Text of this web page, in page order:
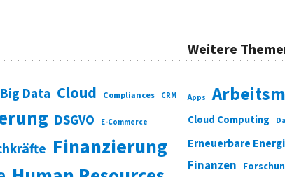
Big Data Cloud Compliances CRM
DSGVO E-Commerce
Finanzierung
Weitere
Apps
Cloud Computing
Erneuerbare
Finanzen